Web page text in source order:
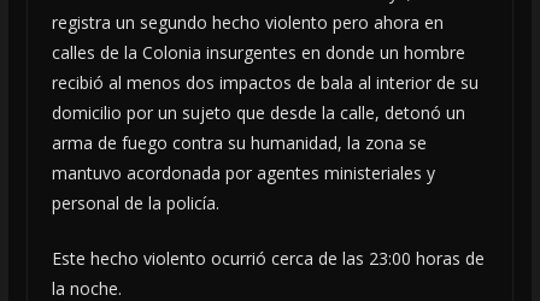
registra un segundo hecho violento pero ahora en
calles de la Colonia insurgentes en donde un hombre
recibió al menos dos impactos de bala al interior de su
domicilio por un sujeto que desde la calle, detonó un
arma de fuego contra su humanidad, la zona se
mantuvo acordonada por agentes ministeriales y
personal de la policía.
Este hecho violento ocurrió cerca de las 23:00 horas de
la noche.